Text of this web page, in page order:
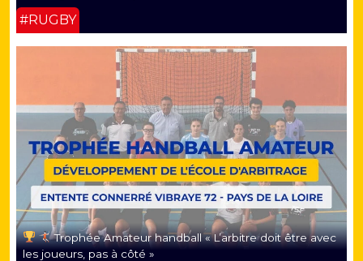
#RUGBY
Trophée Amateur handball « L’arbitre doit être avec
les joueurs, pas à côté »